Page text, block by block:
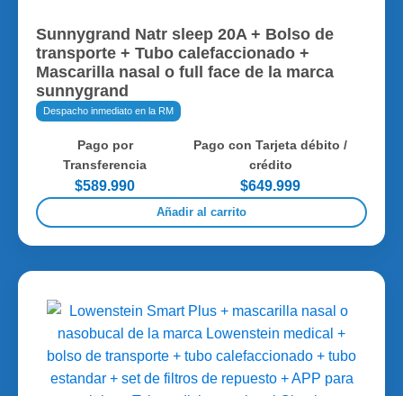
Sunnygrand Natr sleep 20A + Bolso de
transporte + Tubo calefaccionado +
Mascarilla nasal o full face de la marca
sunnygrand
Despacho inmediato en la RM
Pago por
Transferencia
$589.990
Pago con Tarjeta débito /
crédito
$649.999
Añadir al carrito